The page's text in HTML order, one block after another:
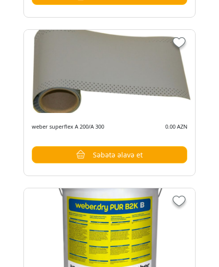
weber superflex A 200/A 300 0.00 AZN
Səbətə əlavə et